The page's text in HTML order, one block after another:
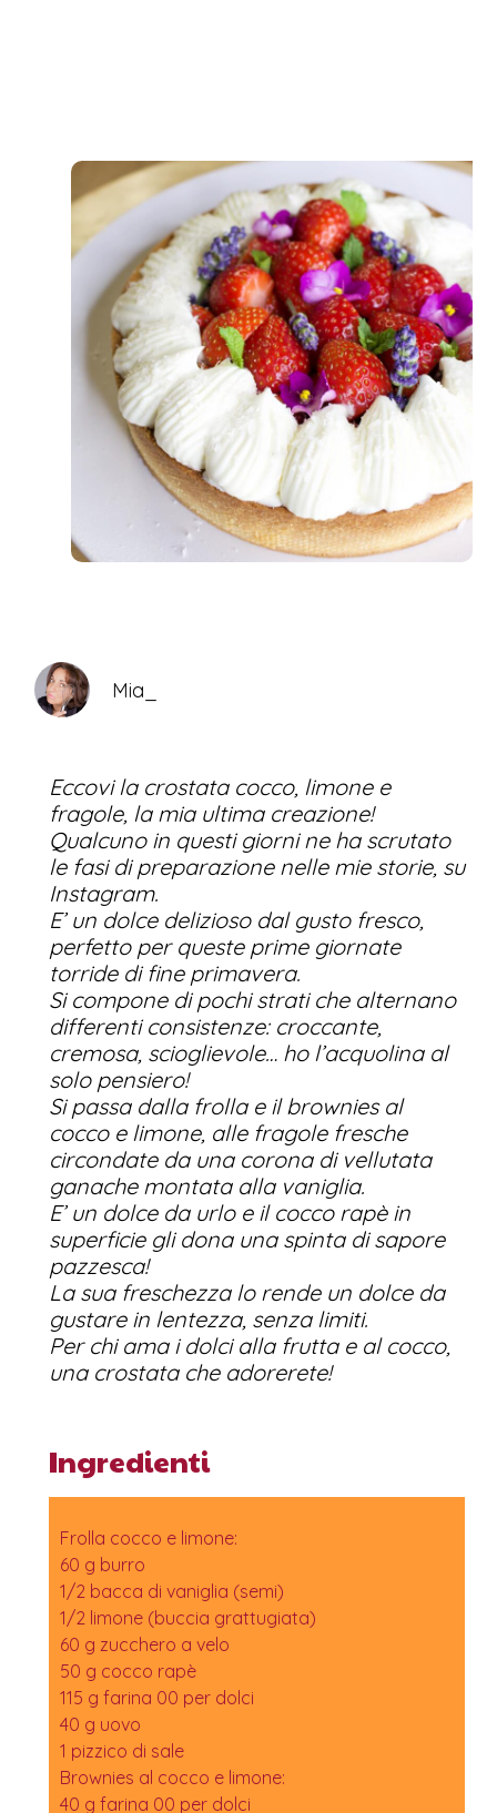
Mia_
Eccovi la crostata cocco, limone e
fragole, la mia ultima creazione!
Qualcuno in questi giorni ne ha scrutato
le fasi di preparazione nelle mie storie, su
Instagram.
E’ un dolce delizioso dal gusto fresco,
perfetto per queste prime giornate
torride di fine primavera.
Si compone di pochi strati che alternano
differenti consistenze: croccante,
cremosa, scioglievole… ho l’acquolina al
solo pensiero!
Si passa dalla frolla e il brownies al
cocco e limone, alle fragole fresche
circondate da una corona di vellutata
ganache montata alla vaniglia.
E’ un dolce da urlo e il cocco rapè in
superficie gli dona una spinta di sapore
pazzesca!
La sua freschezza lo rende un dolce da
gustare in lentezza, senza limiti.
Per chi ama i dolci alla frutta e al cocco,
una crostata che adorerete!
Ingredienti
Frolla cocco e limone:
60 g burro
1/2 bacca di vaniglia (semi)
1/2 limone (buccia grattugiata)
60 g zucchero a velo
50 g cocco rapè
115 g farina 00 per dolci
40 g uovo
1 pizzico di sale
Brownies al cocco e limone:
40 g farina 00 per dolci